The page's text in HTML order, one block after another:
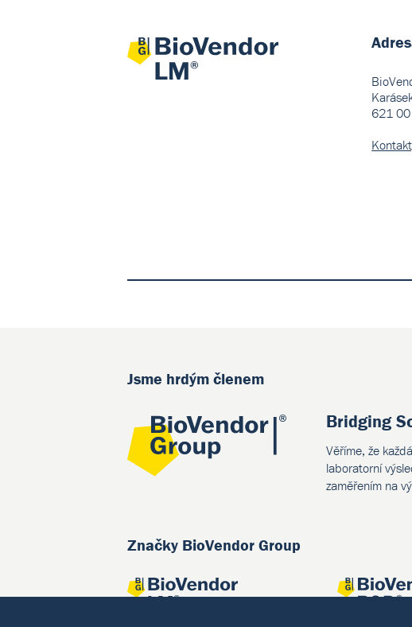
621 00
Jsme hrdým členem
Bridging
Věříme, že
laboratorní
zaměřením na
Značky BioVendor Group